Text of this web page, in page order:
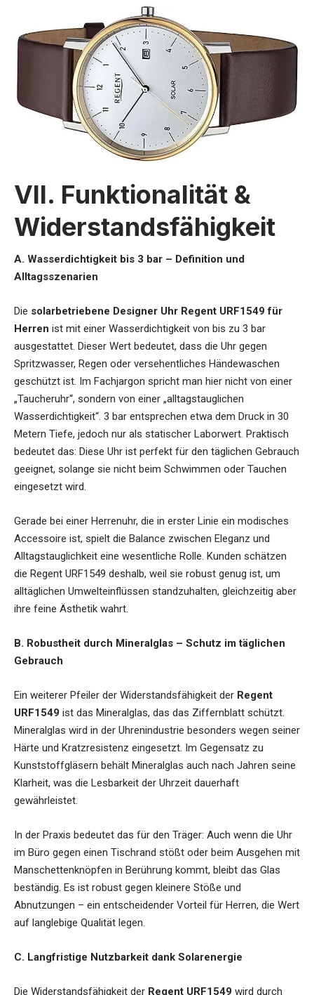
VII. Funktionalität &
Widerstandsfähigkeit
A. Wasserdichtigkeit bis 3 bar – Definition und
Alltagsszenarien
Die solarbetriebene Designer Uhr Regent URF1549 für
Herren ist mit einer Wasserdichtigkeit von bis zu 3 bar
ausgestattet. Dieser Wert bedeutet, dass die Uhr gegen
Spritzwasser, Regen oder versehentliches Händewaschen
geschützt ist. Im Fachjargon spricht man hier nicht von einer
„Taucheruhr“, sondern von einer „alltagstauglichen
Wasserdichtigkeit“. 3 bar entsprechen etwa dem Druck in 30
Metern Tiefe, jedoch nur als statischer Laborwert. Praktisch
bedeutet das: Diese Uhr ist perfekt für den täglichen Gebrauch
geeignet, solange sie nicht beim Schwimmen oder Tauchen
eingesetzt wird.
Gerade bei einer Herrenuhr, die in erster Linie ein modisches
Accessoire ist, spielt die Balance zwischen Eleganz und
Alltagstauglichkeit eine wesentliche Rolle. Kunden schätzen
die Regent URF1549 deshalb, weil sie robust genug ist, um
alltäglichen Umwelteinflüssen standzuhalten, gleichzeitig aber
ihre feine Ästhetik wahrt.
B. Robustheit durch Mineralglas – Schutz im täglichen
Gebrauch
Ein weiterer Pfeiler der Widerstandsfähigkeit der Regent
URF1549 ist das Mineralglas, das das Ziffernblatt schützt.
Mineralglas wird in der Uhrenindustrie besonders wegen seiner
Härte und Kratzresistenz eingesetzt. Im Gegensatz zu
Kunststoffgläsern behält Mineralglas auch nach Jahren seine
Klarheit, was die Lesbarkeit der Uhrzeit dauerhaft
gewährleistet.
In der Praxis bedeutet das für den Träger: Auch wenn die Uhr
im Büro gegen einen Tischrand stößt oder beim Ausgehen mit
Manschettenknöpfen in Berührung kommt, bleibt das Glas
beständig. Es ist robust gegen kleinere Stöße und
Abnutzungen – ein entscheidender Vorteil für Herren, die Wert
auf langlebige Qualität legen.
C. Langfristige Nutzbarkeit dank Solarenergie
Die Widerstandsfähigkeit der Regent URF1549 wird durch